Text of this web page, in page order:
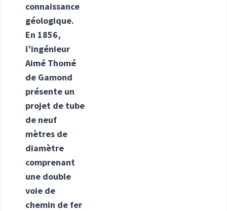
connaissance
géologique.
En 1856,
l’ingénieur
Aimé Thomé
de Gamond
présente un
projet de tube
de neuf
mètres de
diamètre
comprenant
une double
voie de
chemin de fer